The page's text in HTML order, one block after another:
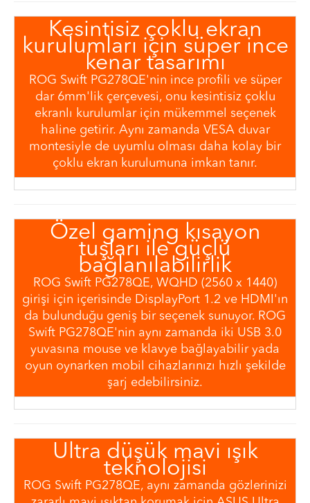
Kesintisiz çoklu ekran
kurulumları için süper ince
kenar tasarımı
ROG Swift PG278QE'nin ince profili ve süper
dar 6mm'lik çerçevesi, onu kesintisiz çoklu
ekranlı kurulumlar için mükemmel seçenek
haline getirir. Aynı zamanda VESA duvar
montesiyle de uyumlu olması daha kolay bir
çoklu ekran kurulumuna imkan tanır.
Özel gaming kısayon
tuşları ile güçlü
bağlanılabilirlik
ROG Swift PG278QE, WQHD (2560 x 1440)
girişi için içerisinde DisplayPort 1.2 ve HDMI'ın
da bulunduğu geniş bir seçenek sunuyor. ROG
Swift PG278QE'nin aynı zamanda iki USB 3.0
yuvasına mouse ve klavye bağlayabilir yada
oyun oynarken mobil cihazlarınızı hızlı şekilde
şarj edebilirsiniz.
Ultra düşük mavi ışık
teknolojisi
ROG Swift PG278QE, aynı zamanda gözlerinizi